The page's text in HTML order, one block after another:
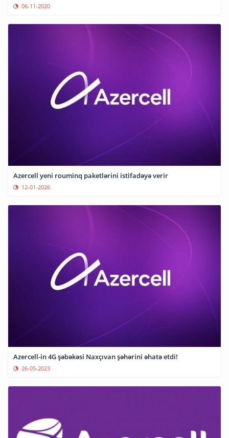
06-11-2020
Azercell yeni rouminq paketlərini istifadəyə verir
12-01-2026
Azercell-in 4G şəbəkəsi Naxçıvan şəhərini əhatə etdi!
26-05-2023